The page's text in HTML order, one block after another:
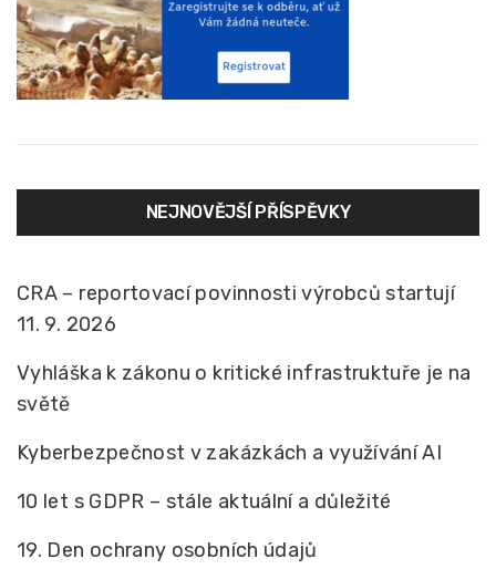
NEJNOVĚJŠÍ PŘÍSPĚVKY
CRA – reportovací povinnosti výrobců startují
11. 9. 2026
Vyhláška k zákonu o kritické infrastruktuře je na
světě
Kyberbezpečnost v zakázkách a využívání AI
10 let s GDPR – stále aktuální a důležité
19. Den ochrany osobních údajů